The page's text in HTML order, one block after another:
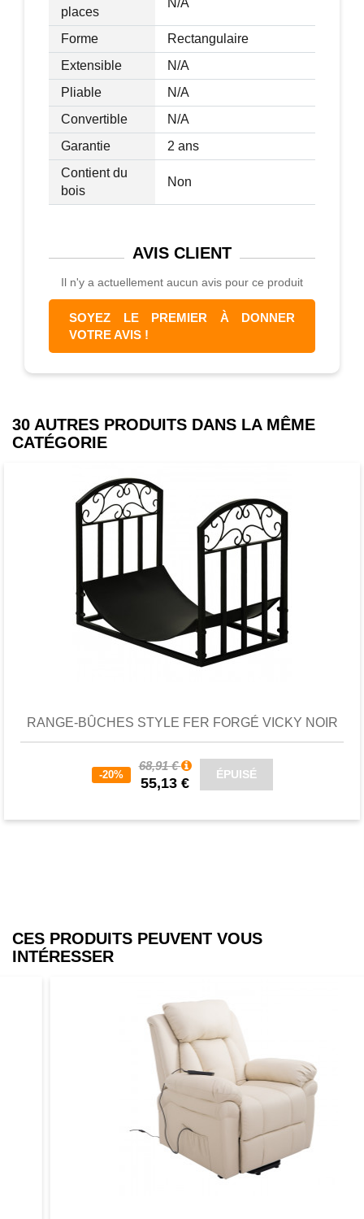
places
Forme
Rectangulaire
Extensible
N/A
Pliable
N/A
Convertible
N/A
Garantie
2 ans
Contient du
bois
Non
AVIS CLIENT
Il n'y a actuellement aucun avis pour ce produit
SOYEZ LE PREMIER À DONNER
VOTRE AVIS !
30 AUTRES PRODUITS DANS LA MÊME
CATÉGORIE
RANGE-BÛCHES STYLE FER FORGÉ VICKY NOIR
-20%
68,91 €
55,13 €
ÉPUISÉ
Favori
CES PRODUITS PEUVENT VOUS
INTÉRESSER